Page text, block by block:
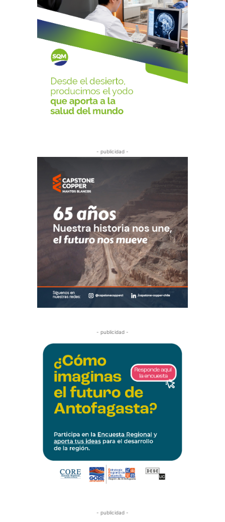
- publicidad -
- publicidad -
- publicidad -